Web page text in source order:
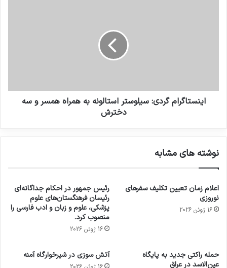
اینستاگرام گردی: سیلوستر استالونه به همراه همسر و سه
دخترش
نوشته های مشابه
اعلام زمان تعیین تکلیف سفرهای
نوروزی
16 ژوئن 2026
رئیس جمهور در احکام جداگانه‌ای
رئیسان فرهنگستان‌های علوم
پزشکی، علوم و زبان و ادب فارسی را
منصوب کرد.
16 ژوئن 2026
حمله راکتی جدید به پایگاه
عین‌الاسد در عراق
آتش سوزی در شیرخوارگاه آمنه